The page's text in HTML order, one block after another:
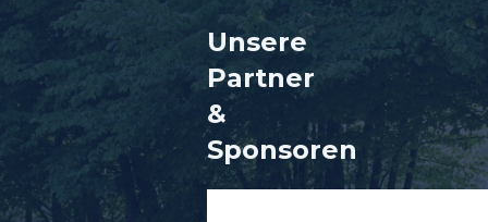
Unsere
Partner
&
Sponsoren